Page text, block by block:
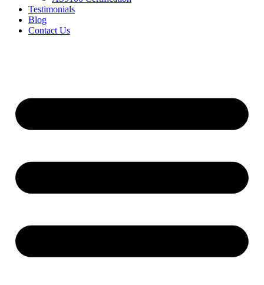
Testimonials
Blog
Contact Us